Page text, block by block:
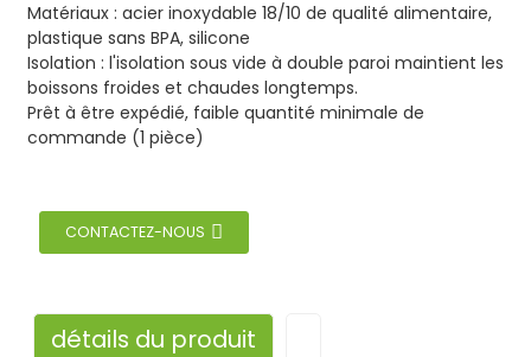
Matériaux : acier inoxydable 18/10 de qualité alimentaire,
plastique sans BPA, silicone
Isolation : l'isolation sous vide à double paroi maintient les
boissons froides et chaudes longtemps.
Prêt à être expédié, faible quantité minimale de
commande (1 pièce)
CONTACTEZ-NOUS
détails du produit